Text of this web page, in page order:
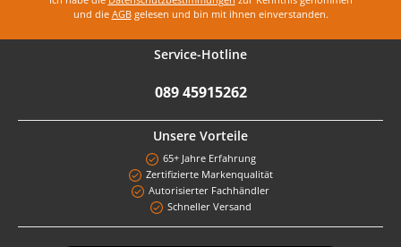
und die AGBgelesen und bin mit ihnen einverstanden.
Service-Hotline
089 45915262
Unsere Vorteile
65+ Jahre Erfahrung
Zertifizierte Markenqualität
Autorisierter Fachhändler
Schneller Versand